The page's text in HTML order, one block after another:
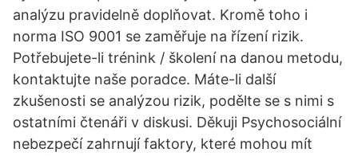
analýzu pravidelně doplňovat. Kromě toho i
norma ISO 9001 se zaměřuje na řízení rizik.
Potřebujete-li trénink / školení na danou metodu,
kontaktujte naše poradce. Máte-li další
zkušenosti se analýzou rizik, podělte se s nimi s
ostatními čtenáři v diskusi. Děkuji Psychosociální
nebezpečí zahrnují faktory, které mohou mít